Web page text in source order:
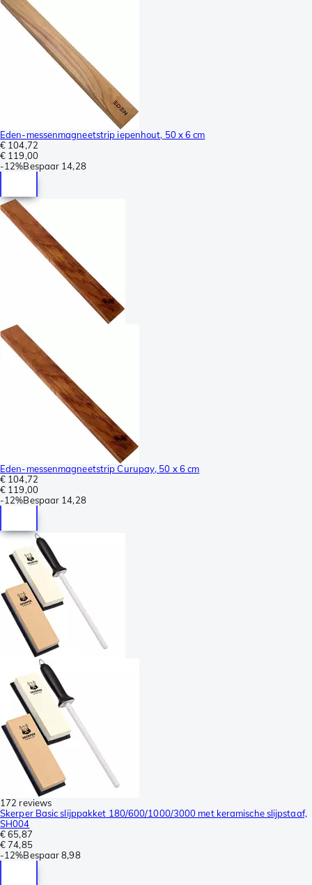
Eden-messenmagneetstrip iepenhout, 50 x 6 cm
€ 104,72
€ 119,00
-12%Bespaar 14,28
Eden-messenmagneetstrip Curupay, 50 x 6 cm
€ 104,72
€ 119,00
-12%Bespaar 14,28
172 reviews
Skerper Basic slijppakket 180/600/1000/3000 met keramische slijpstaaf,
SH004
€ 65,87
€ 74,85
-12%Bespaar 8,98